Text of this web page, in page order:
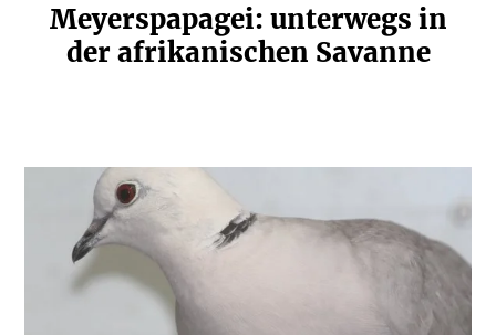
Meyerspa­pagei: unterwegs in
der afrika­ni­schen Savanne